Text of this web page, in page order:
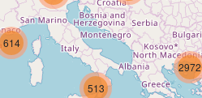
513
2972
614